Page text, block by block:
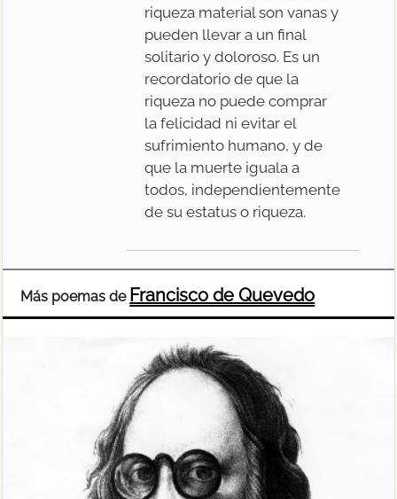
riqueza material son vanas y
pueden llevar a un final
solitario y doloroso. Es un
recordatorio de que la
riqueza no puede comprar
la felicidad ni evitar el
sufrimiento humano, y de
que la muerte iguala a
todos, independientemente
de su estatus o riqueza.
Más poemas de Francisco de Quevedo